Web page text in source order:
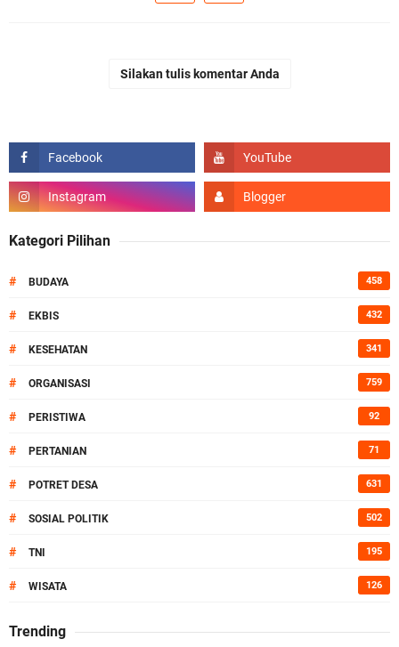
Silakan tulis komentar Anda
Kategori Pilihan
# BUDAYA 458
# EKBIS 432
# KESEHATAN 341
# ORGANISASI 759
# PERISTIWA 92
# PERTANIAN 71
# POTRET DESA 631
# SOSIAL POLITIK 502
# TNI 195
# WISATA 126
Trending